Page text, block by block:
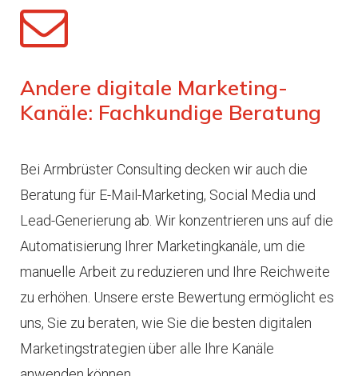
Andere digitale Marketing-
Kanäle: Fachkundige Beratung
Bei Armbrüster Consulting decken wir auch die
Beratung für E-Mail-Marketing, Social Media und
Lead-Generierung ab. Wir konzentrieren uns auf die
Automatisierung Ihrer Marketingkanäle, um die
manuelle Arbeit zu reduzieren und Ihre Reichweite
zu erhöhen. Unsere erste Bewertung ermöglicht es
uns, Sie zu beraten, wie Sie die besten digitalen
Marketingstrategien über alle Ihre Kanäle